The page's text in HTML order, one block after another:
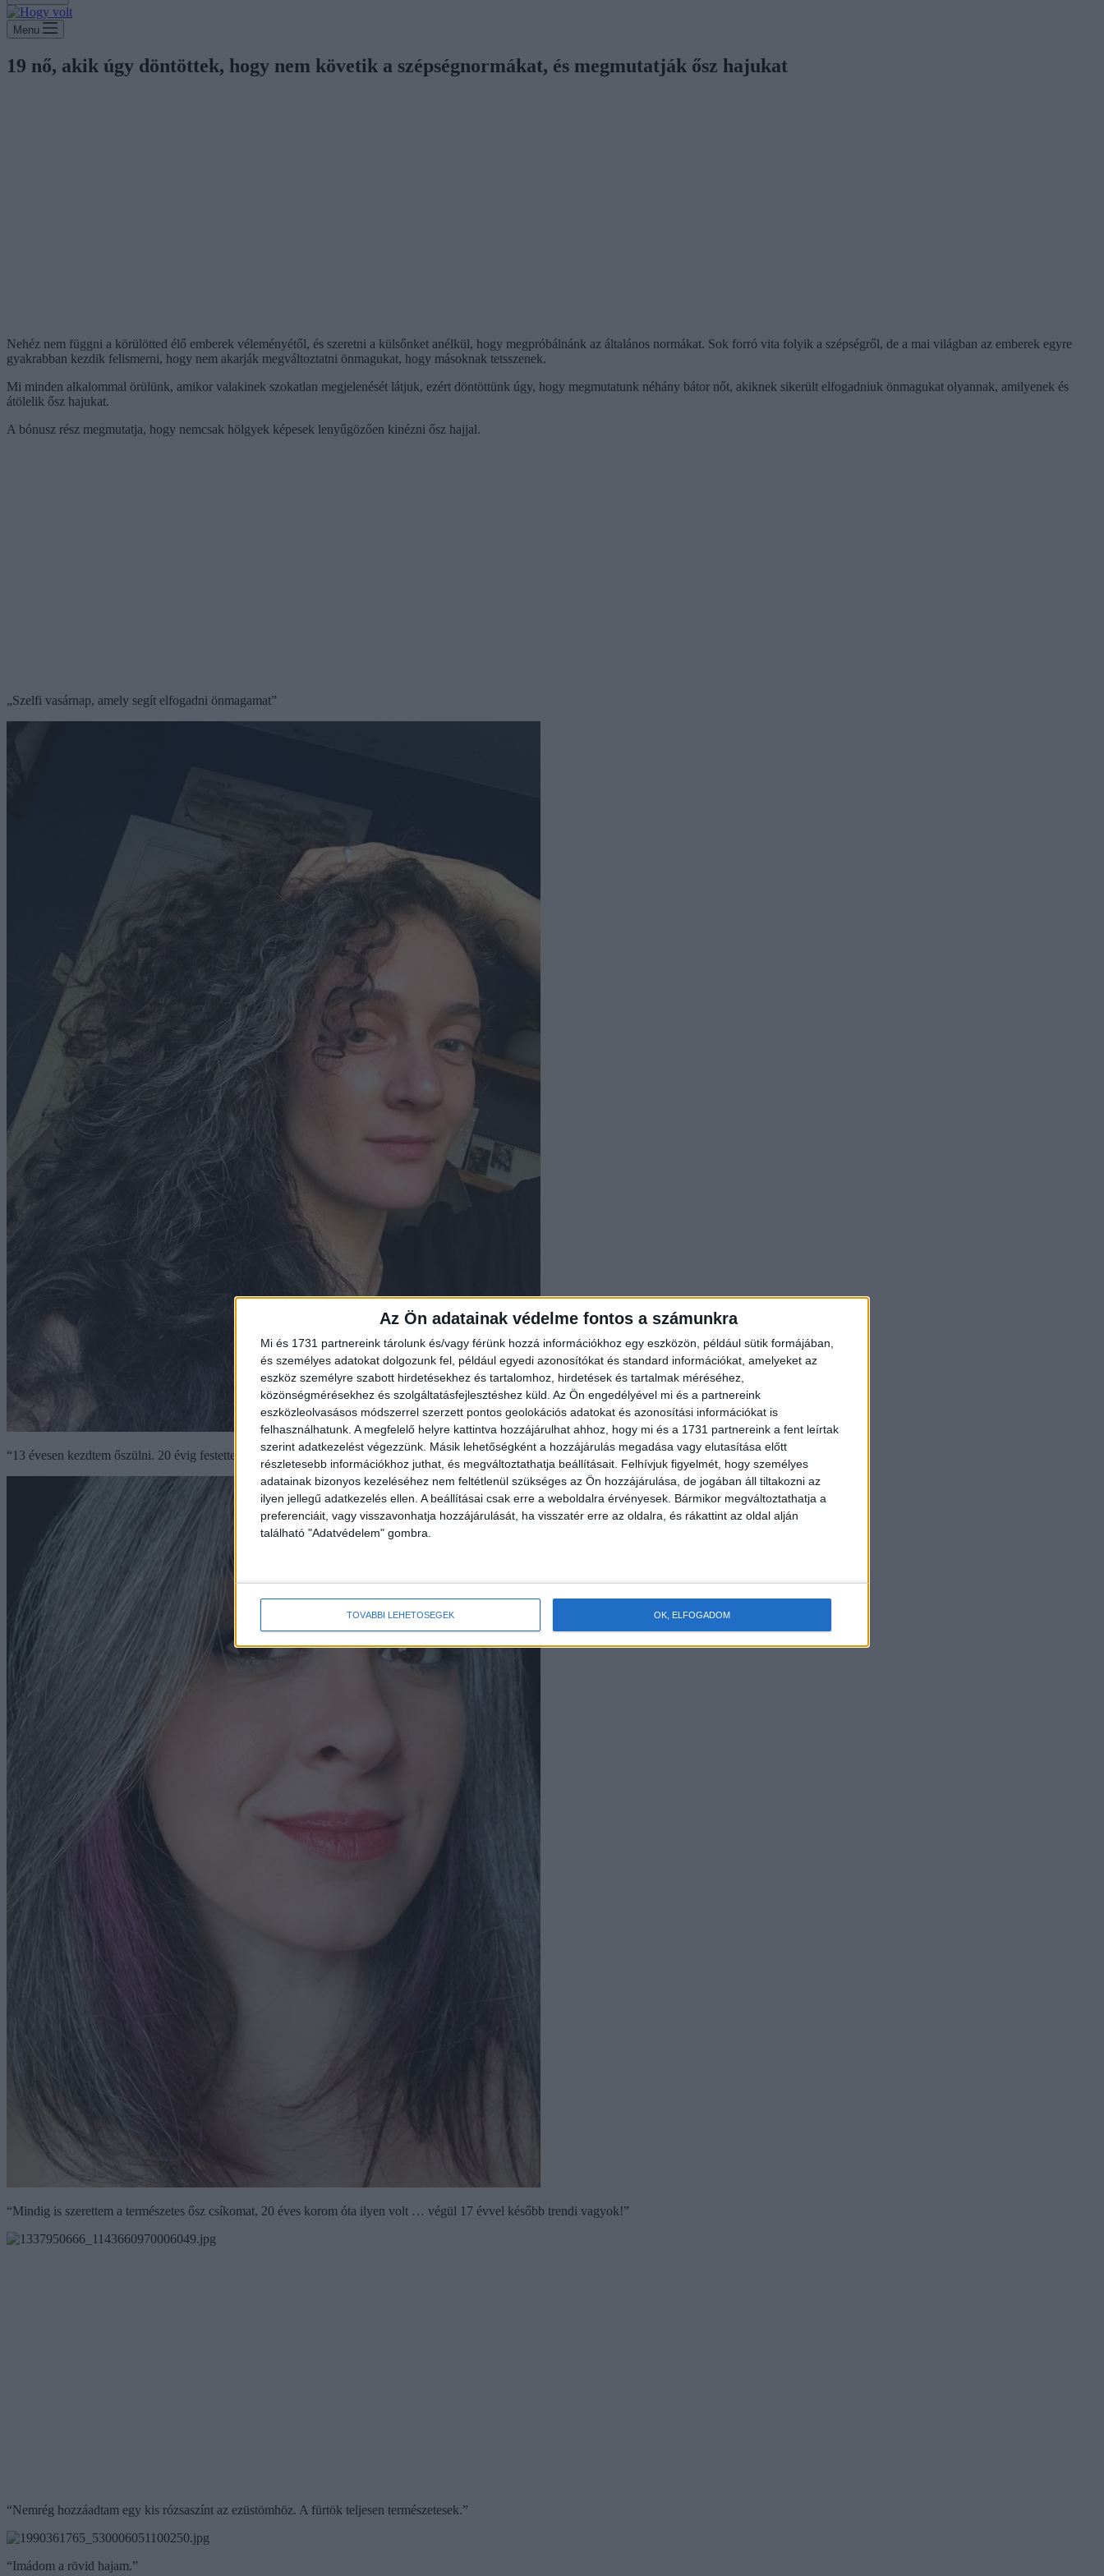
Az Ön adatainak védelme fontos a számunkra
Mi és 1731 partnereink tárolunk és/vagy férünk hozzá információkhoz egy eszközön, például sütik formájában,
és személyes adatokat dolgozunk fel, például egyedi azonosítókat és standard információkat, amelyeket az
eszköz személyre szabott hirdetésekhez és tartalomhoz, hirdetések és tartalmak méréséhez,
közönségmérésekhez és szolgáltatásfejlesztéshez küld. Az Ön engedélyével mi és a partnereink
eszközleolvasásos módszerrel szerzett pontos geolokációs adatokat és azonosítási információkat is
felhasználhatunk. A megfelelő helyre kattintva hozzájárulhat ahhoz, hogy mi és a 1731 partnereink a fent leírtak
szerint adatkezelést végezzünk. Másik lehetőségként a hozzájárulás megadása vagy elutasítása előtt
részletesebb információkhoz juthat, és megváltoztathatja beállításait. Felhívjuk figyelmét, hogy személyes
adatainak bizonyos kezeléséhez nem feltétlenül szükséges az Ön hozzájárulása, de jogában áll tiltakozni az
ilyen jellegű adatkezelés ellen. A beállításai csak erre a weboldalra érvényesek. Bármikor megváltoztathatja a
preferenciáit, vagy visszavonhatja hozzájárulását, ha visszatér erre az oldalra, és rákattint az oldal alján
található "Adatvédelem" gombra.
TOVÁBBI LEHETŐSÉGEK OK, ELFOGADOM
Menu
19 nő, akik úgy döntöttek, hogy nem követik a szépségnormákat, és megmutatják ősz hajukat
Nehéz nem függni a körülötted élő emberek véleményétől, és szeretni a külsőnket anélkül, hogy megpróbálnánk az általános normákat. Sok forró vita folyik a szépségről, de a mai világban az emberek egyre
gyakrabban kezdik felismerni, hogy nem akarják megváltoztatni önmagukat, hogy másoknak tetsszenek.
Mi minden alkalommal örülünk, amikor valakinek szokatlan megjelenését látjuk, ezért döntöttünk úgy, hogy megmutatunk néhány bátor nőt, akiknek sikerült elfogadniuk önmagukat olyannak, amilyenek és
átölelik ősz hajukat.
A bónusz rész megmutatja, hogy nemcsak hölgyek képesek lenyűgözően kinézni ősz hajjal.
„Szelfi vasárnap, amely segít elfogadni önmagamat”
“13 évesen kezdtem őszülni. 20 évig festettem a hajam, majd úgy döntöttem, hogy abbahagyom!”
“Mindig is szerettem a természetes ősz csíkomat, 20 éves korom óta ilyen volt … végül 17 évvel később trendi vagyok!”
“Nemrég hozzáadtam egy kis rózsaszínt az ezüstömhöz. A fürtök teljesen természetesek.”
“Imádom a rövid hajam.”